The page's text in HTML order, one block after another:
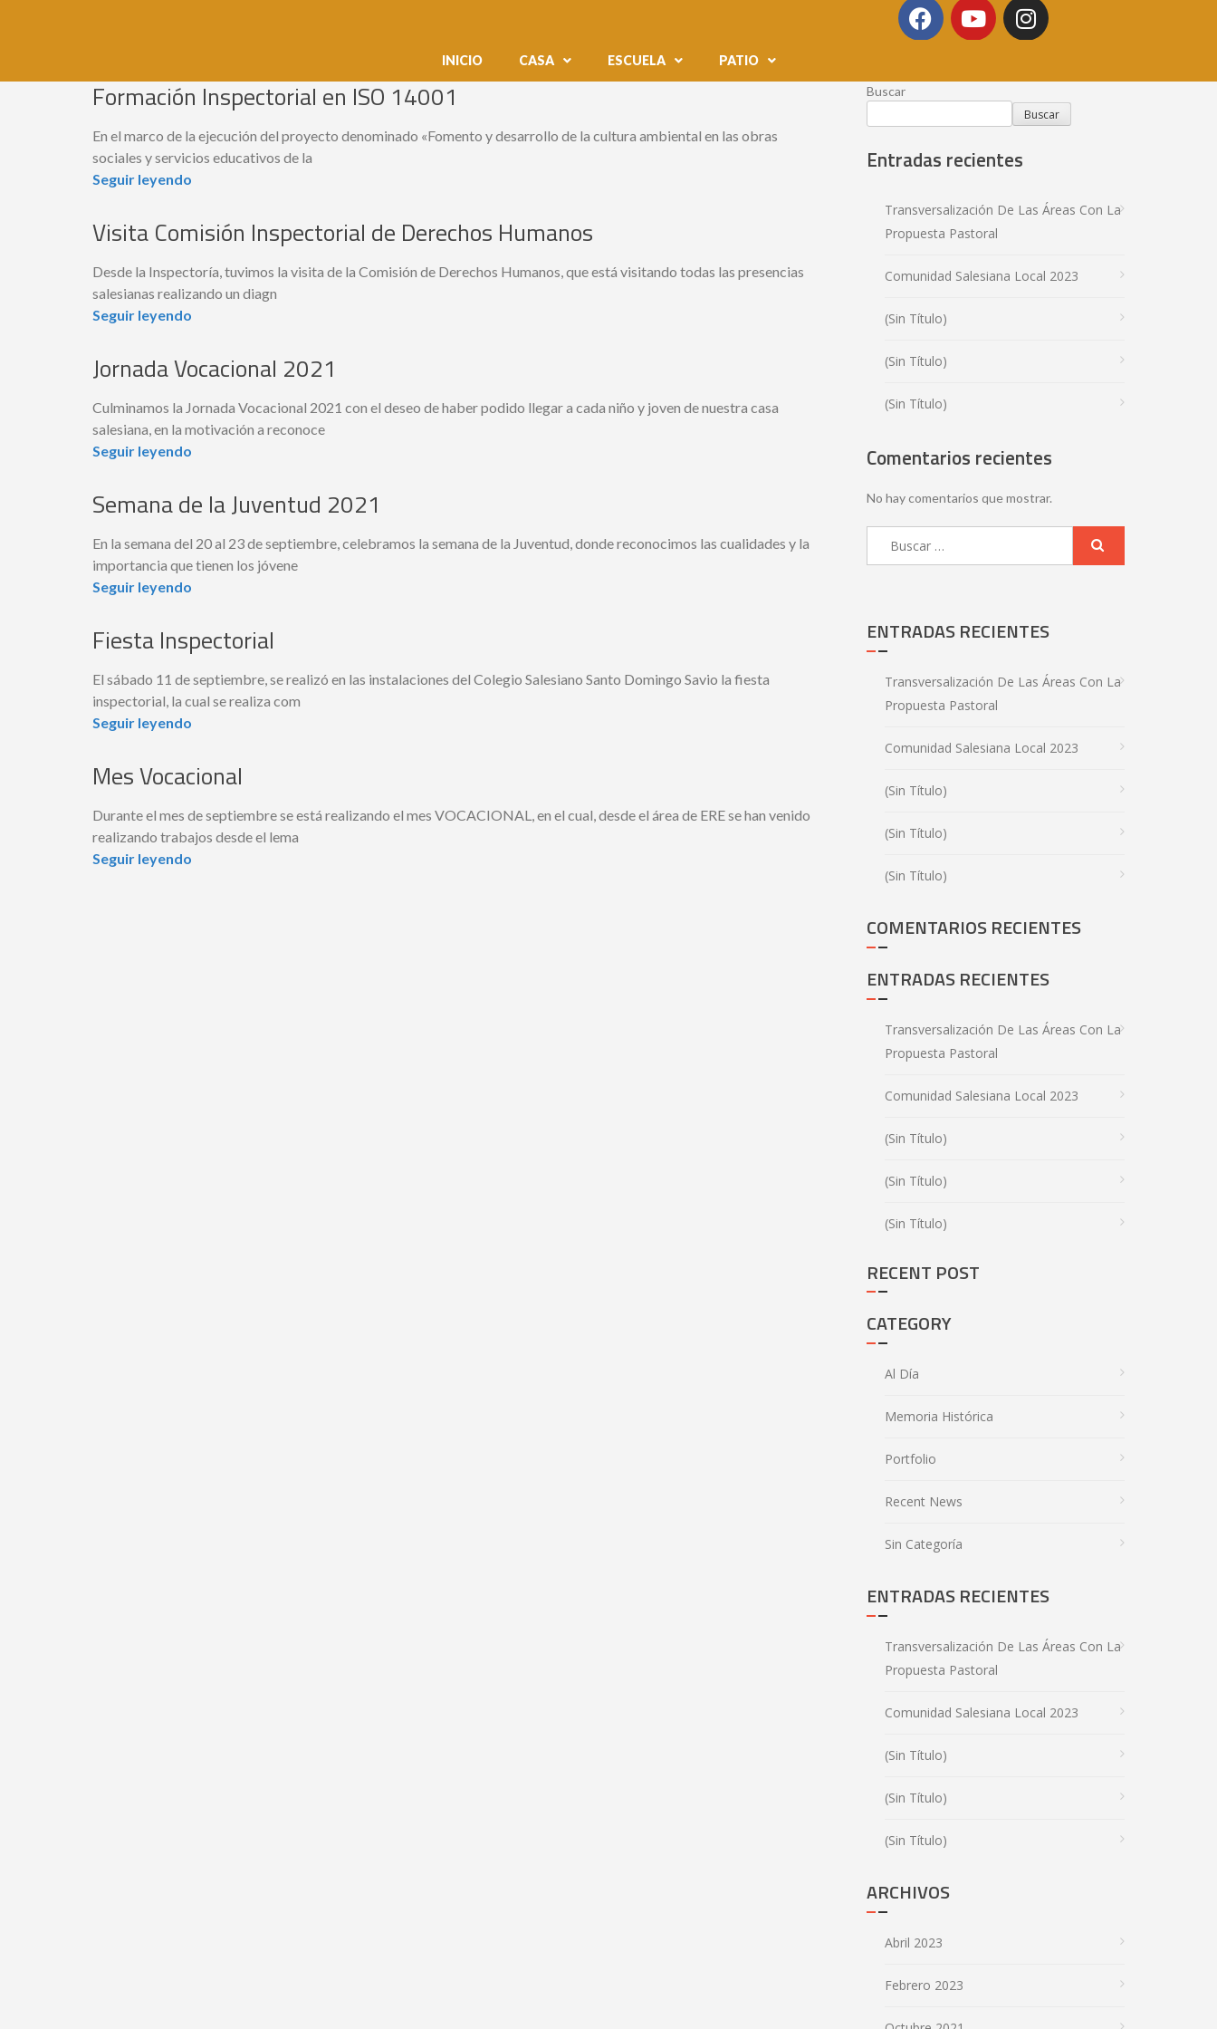
INICIO CASA ESCUELA PATIO
Formación Inspectorial en ISO 14001
En el marco de la ejecución del proyecto denominado «Fomento y desarrollo de la cultura ambiental en las obras
sociales y servicios educativos de la
Seguir leyendo
Visita Comisión Inspectorial de Derechos Humanos
Desde la Inspectoría, tuvimos la visita de la Comisión de Derechos Humanos, que está visitando todas las presencias
salesianas realizando un diagn
Seguir leyendo
Jornada Vocacional 2021
Culminamos la Jornada Vocacional 2021 con el deseo de haber podido llegar a cada niño y joven de nuestra casa
salesiana, en la motivación a reconoce
Seguir leyendo
Semana de la Juventud 2021
En la semana del 20 al 23 de septiembre, celebramos la semana de la Juventud, donde reconocimos las cualidades y la
importancia que tienen los jóvene
Seguir leyendo
Fiesta Inspectorial
El sábado 11 de septiembre, se realizó en las instalaciones del Colegio Salesiano Santo Domingo Savio la fiesta
inspectorial, la cual se realiza com
Seguir leyendo
Mes Vocacional
Durante el mes de septiembre se está realizando el mes VOCACIONAL, en el cual, desde el área de ERE se han venido
realizando trabajos desde el lema
Seguir leyendo
Buscar
Buscar
Entradas recientes
Transversalización De Las Áreas Con La
Propuesta Pastoral
Comunidad Salesiana Local 2023
(sin Título)
(sin Título)
(sin Título)
Comentarios recientes
No hay comentarios que mostrar.
ENTRADAS RECIENTES
Transversalización De Las Áreas Con La
Propuesta Pastoral
Comunidad Salesiana Local 2023
(sin Título)
(sin Título)
(sin Título)
COMENTARIOS RECIENTES
ENTRADAS RECIENTES
Transversalización De Las Áreas Con La
Propuesta Pastoral
Comunidad Salesiana Local 2023
(sin Título)
(sin Título)
(sin Título)
RECENT POST
CATEGORY
Al Día
Memoria Histórica
Portfolio
Recent News
Sin Categoría
ENTRADAS RECIENTES
Transversalización De Las Áreas Con La
Propuesta Pastoral
Comunidad Salesiana Local 2023
(sin Título)
(sin Título)
(sin Título)
ARCHIVOS
Abril 2023
Febrero 2023